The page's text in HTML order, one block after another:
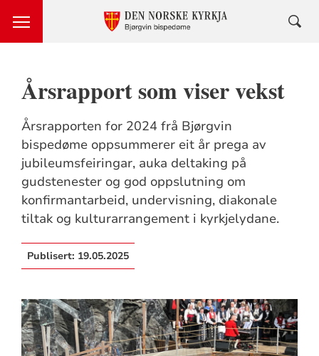
Årsrapport som viser vekst
Årsrapporten for 2024 frå Bjørgvin
bispedøme oppsummerer eit år prega av
jubileumsfeiringar, auka deltaking på
gudstenester og god oppslutning om
konfirmantarbeid, undervisning, diakonale
tiltak og kulturarrangement i kyrkjelydane.
Publisert: 19.05.2025